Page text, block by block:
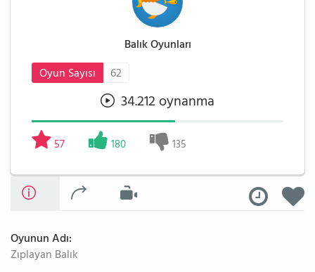
Balık Oyunları
Oyun Sayısı
62
34.212 oynanma
57 180 135
Oyunun Adı:
Zıplayan Balık